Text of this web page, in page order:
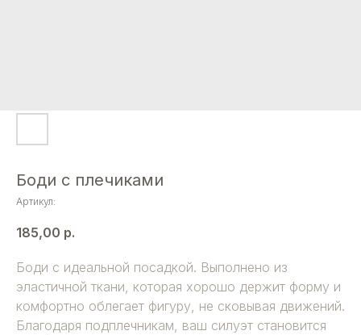
Боди с плечиками
Артикул:
185,00 р.
Боди с идеальной посадкой. Выполнено из
эластичной ткани, которая хорошо держит форму и
комфортно облегает фигуру, не сковывая движений.
Благодаря подплечникам, ваш силуэт становится